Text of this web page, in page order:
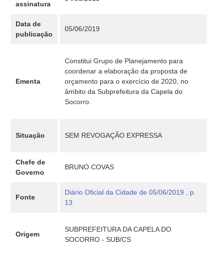
assinatura
Data de
publicação
05/06/2019
Ementa
Constitui Grupo de Planejamento para
coordenar a elaboração da proposta de
orçamento para o exercício de 2020, no
âmbito da Subprefeitura da Capela do
Socorro.
Situação SEM REVOGAÇÃO EXPRESSA
Chefe de
Governo
BRUNO COVAS
Fonte
Diário Oficial da Cidade de 05/06/2019 , p.
13
Origem
SUBPREFEITURA DA CAPELA DO
SOCORRO - SUB/CS